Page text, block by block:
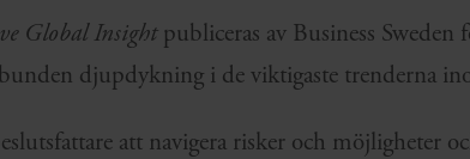
Global Insightpubliceras av Business Sweden
djupdykning i de viktigaste trenderna
att navigera risker och möjligheter